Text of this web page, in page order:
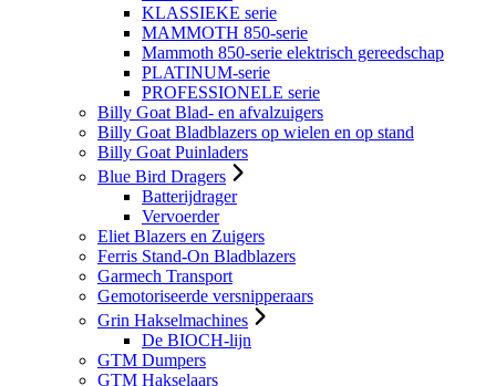
KLASSIEKE serie
MAMMOTH 850-serie
Mammoth 850-serie elektrisch gereedschap
PLATINUM-serie
PROFESSIONELE serie
Billy Goat Blad- en afvalzuigers
Billy Goat Bladblazers op wielen en op stand
Billy Goat Puinladers
Blue Bird Dragers
Batterijdrager
Vervoerder
Eliet Blazers en Zuigers
Ferris Stand-On Bladblazers
Garmech Transport
Gemotoriseerde versnipperaars
Grin Hakselmachines
De BIOCH-lijn
GTM Dumpers
GTM Hakselaars